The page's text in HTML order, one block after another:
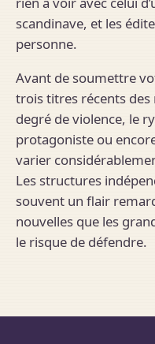
scandinave, et les
personne.
Avant de soumettre
trois titres récents des
degré de violence, le
protagoniste ou
varier
Les structures
souvent un flair
nouvelles que les
le risque de défendre.